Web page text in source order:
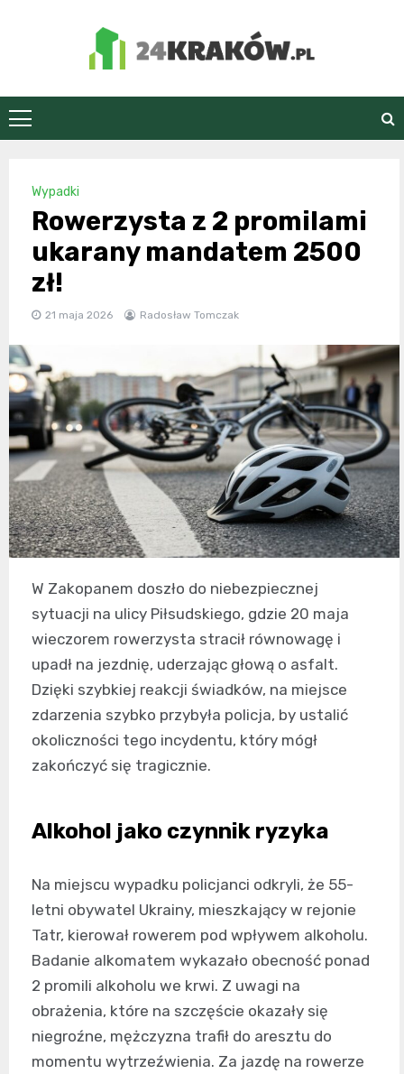
24Kraków.pl
Wypadki
Rowerzysta z 2 promilami
ukarany mandatem 2500
zł!
21 maja 2026 Radosław Tomczak
W Zakopanem doszło do niebezpiecznej
sytuacji na ulicy Piłsudskiego, gdzie 20 maja
wieczorem rowerzysta stracił równowagę i
upadł na jezdnię, uderzając głową o asfalt.
Dzięki szybkiej reakcji świadków, na miejsce
zdarzenia szybko przybyła policja, by ustalić
okoliczności tego incydentu, który mógł
zakończyć się tragicznie.
Alkohol jako czynnik ryzyka
Na miejscu wypadku policjanci odkryli, że 55-
letni obywatel Ukrainy, mieszkający w rejonie
Tatr, kierował rowerem pod wpływem alkoholu.
Badanie alkomatem wykazało obecność ponad
2 promili alkoholu we krwi. Z uwagi na
obrażenia, które na szczęście okazały się
niegroźne, mężczyzna trafił do aresztu do
momentu wytrzeźwienia. Za jazdę na rowerze